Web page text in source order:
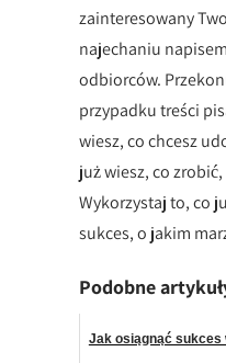
zainteresowany
najechaniu
odbiorców.
przypadku treści
wiesz, co chcesz
już wiesz, co
Wykorzystaj to, co
sukces, o jakim
Podobne
Jak osiągnąć sukces